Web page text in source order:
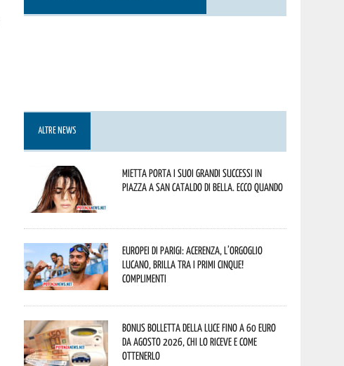
ALTRE NEWS
Mietta porta i suoi grandi successi in
piazza a San Cataldo di Bella. Ecco quando
Europei di Parigi: Acerenza, l’orgoglio
lucano, brilla tra i primi cinque!
Complimenti
Bonus bolletta della luce fino a 60 euro
da agosto 2026, chi lo riceve e come
ottenerlo